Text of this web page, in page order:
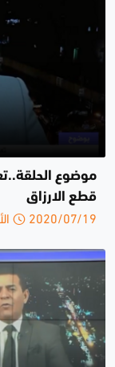
موضوع
قطع الارزاق
2020/07/19 الأحد 23:36 م